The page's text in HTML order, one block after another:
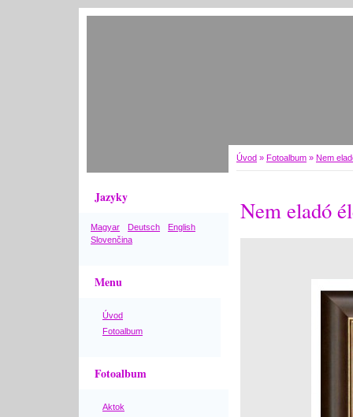
Jazyky
Magyar Deutsch
English
Slovenčina
Menu
Úvod
Fotoalbum
Fotoalbum
Aktok
Úvod » Fotoalbum » Nem
Nem eladó